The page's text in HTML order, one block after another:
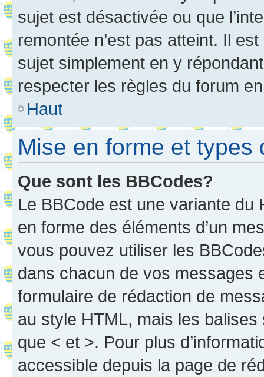
sujet est désactivée ou que
remontée n’est pas atteint. Il
sujet simplement en y
respecter les règles du forum
Haut
Mise en forme et types
Que sont les BBCodes?
Le BBCode est une variante du
en forme des éléments d’un
vous pouvez utiliser les
dans chacun de vos messages
formulaire de rédaction de
au style HTML, mais les
que < et >. Pour plus
accessible depuis la page de